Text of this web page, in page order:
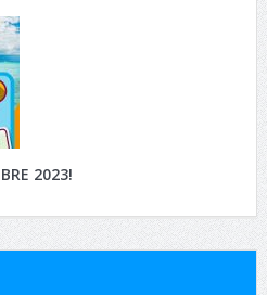
2023!